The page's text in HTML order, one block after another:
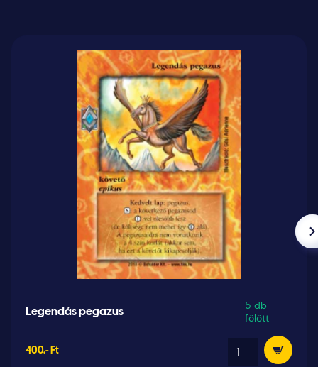
Legendás pegazus
5 db
fölött
400.- Ft